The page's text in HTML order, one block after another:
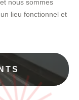
nous sommes
lieu fonctionnel et